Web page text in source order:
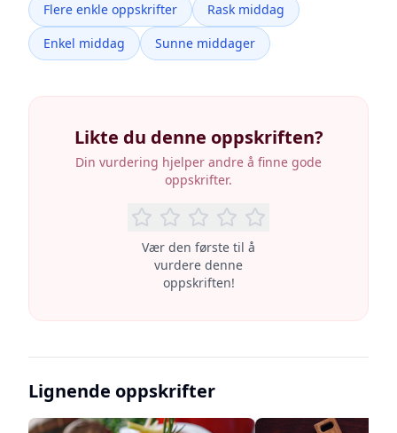
Flere enkle oppskrifter
Rask middag
Enkel middag
Sunne middager
Likte du denne oppskriften?
Din vurdering hjelper andre å finne gode
oppskrifter.
Vær den første til å
vurdere denne
oppskriften!
Lignende oppskrifter